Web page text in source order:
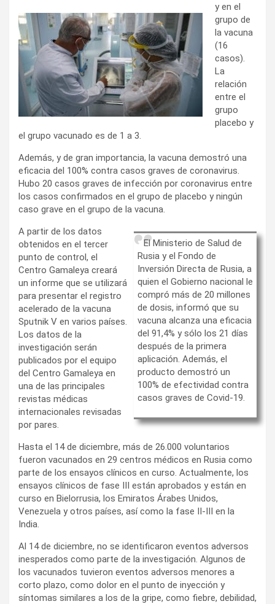
y en el
grupo de
la vacuna
(16
casos).
La
relación
entre el
grupo
placebo y
el grupo vacunado es de 1 a 3.
Además, y de gran importancia, la vacuna demostró una
eficacia del 100% contra casos graves de coronavirus.
Hubo 20 casos graves de infección por coronavirus entre
los casos confirmados en el grupo de placebo y ningún
caso grave en el grupo de la vacuna.
El Ministerio de Salud de
Rusia y el Fondo de
Inversión Directa de Rusia, a
quien el Gobierno nacional le
compró más de 20 millones
de dosis, informó que su
vacuna alcanza una eficacia
del 91,4% y sólo los 21 días
después de la primera
aplicación. Además, el
producto demostró un
100% de efectividad contra
casos graves de Covid-19.
A partir de los datos
obtenidos en el tercer
punto de control, el
Centro Gamaleya creará
un informe que se utilizará
para presentar el registro
acelerado de la vacuna
Sputnik V en varios países.
Los datos de la
investigación serán
publicados por el equipo
del Centro Gamaleya en
una de las principales
revistas médicas
internacionales revisadas
por pares.
Hasta el 14 de diciembre, más de 26.000 voluntarios
fueron vacunados en 29 centros médicos en Rusia como
parte de los ensayos clínicos en curso. Actualmente, los
ensayos clínicos de fase III están aprobados y están en
curso en Bielorrusia, los Emiratos Árabes Unidos,
Venezuela y otros países, así como la fase II-III en la
India.
Al 14 de diciembre, no se identificaron eventos adversos
inesperados como parte de la investigación. Algunos de
los vacunados tuvieron eventos adversos menores a
corto plazo, como dolor en el punto de inyección y
síntomas similares a los de la gripe, como fiebre, debilidad,